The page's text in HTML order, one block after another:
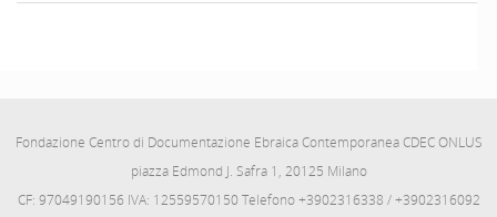
Fondazione Centro di Documentazione Ebraica Contemporanea CDEC ONLUS
piazza Edmond J. Safra 1, 20125 Milano
CF: 97049190156 IVA: 12559570150 Telefono +3902316338 / +3902316092